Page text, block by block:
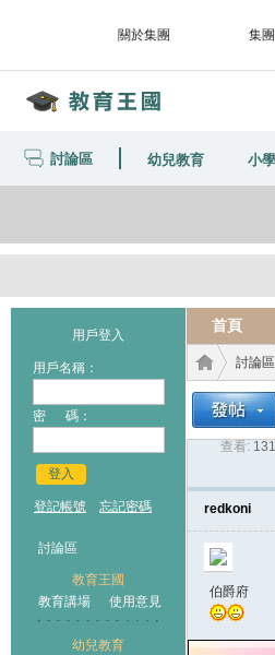
關於集團 集
討論區 幼兒教育 小學
用戶登入
用戶名稱：
密 碼：
登入
登記帳號 忘記密碼
討論區
教育王國
教育講場
使用意見
幼兒教育
首頁
討論區
查看:
redkoni
伯爵府